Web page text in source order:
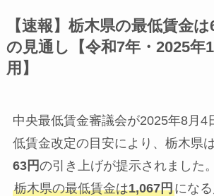
【速報】栃木県の最低賃金
の見通し【令和7年・2025年
用】
中央最低賃金審議会が2025年8月4
低賃金改定の目安により、栃木県
63円の引き上げが提示されました
栃木県の最低賃金は1,067円になる